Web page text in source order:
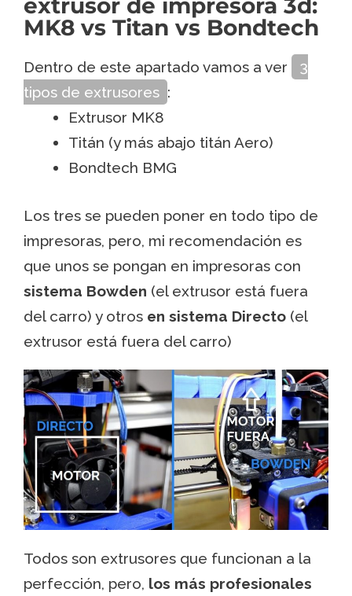
extrusor de impresora 3d:
MK8 vs Titan vs Bondtech
Dentro de este apartado vamos a ver
3
tipos de extrusores :
Extrusor MK8
Titán (y más abajo titán Aero)
Bondtech BMG
Los tres se pueden poner en todo tipo de
impresoras, pero, mi recomendación es
que unos se pongan en impresoras con
sistema Bowden (el extrusor está fuera
del carro) y otros en sistema Directo (el
extrusor está fuera del carro)
Todos son extrusores que funcionan a la
perfección, pero, los más profesionales